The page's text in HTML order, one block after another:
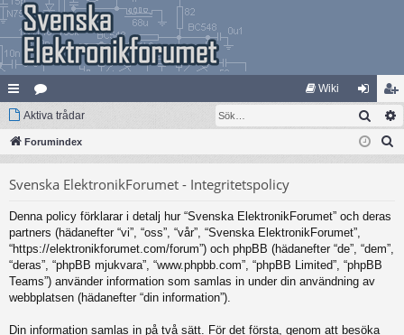
na
bb
ar
at
eg
Wiki
og
ga
li
m
m
Aktiva trådar Sök
Forumindex
Svenska ElektronikForumet - Integritetspolicy
Denna policy förklarar i detalj hur “Svenska ElektronikForumet” och deras
partners (hädanefter “vi”, “oss”, “vår”, “Svenska ElektronikForumet”,
“https://elektronikforumet.com/forum”) och phpBB (hädanefter “de”, “dem”,
“deras”, “phpBB mjukvara”, “www.phpbb.com”, “phpBB Limited”, “phpBB
Teams”) använder information som samlas in under din användning av
webbplatsen (hädanefter “din information”).
Din information samlas in på två sätt. För det första, genom att besöka